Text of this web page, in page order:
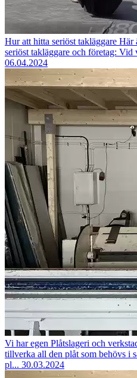
Hur att hitta seriöst takläggare Här
seriöst takläggare och företag: Vid
06.04.2024
Vi har egen Plåtslageri och
tillverka all den plåt som behövs i
pl... 30.03.2024